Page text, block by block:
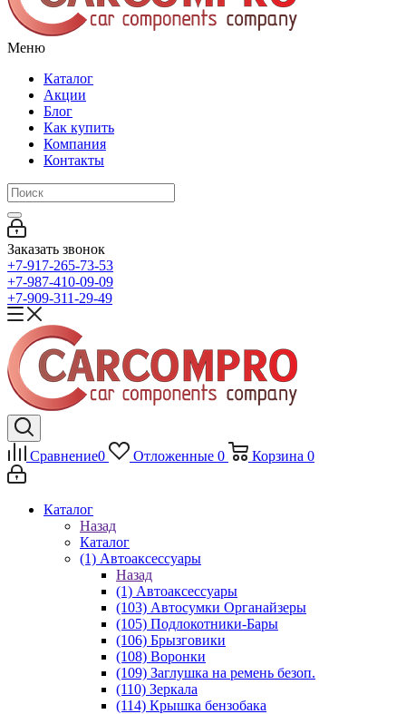
Меню
Каталог
Акции
Блог
Как купить
Компания
Контакты
Заказать звонок
+7-917-265-73-53
+7-987-410-09-09
+7-909-311-29-49
Сравнение0 Отложенные 0 Корзина 0
Каталог
Назад
Каталог
(1) Автоаксессуары
Назад
(1) Автоаксессуары
(103) Автосумки Органайзеры
(105) Подлокотники-Бары
(106) Брызговики
(108) Воронки
(109) Заглушка на ремень безоп.
(110) Зеркала
(114) Крышка бензобака